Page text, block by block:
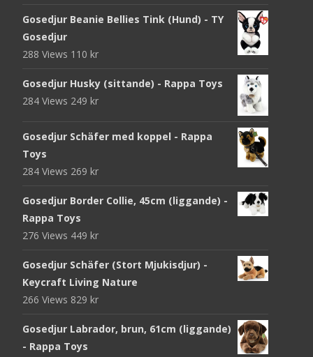
Gosedjur Beanie Bellies Tink (Hund) - TY
Gosedjur
288 Views 110 kr
Gosedjur Husky (sittande) - Rappa Toys
284 Views 249 kr
Gosedjur Schäfer med koppel - Rappa
Toys
284 Views 269 kr
Gosedjur Border Collie, 45cm (liggande) -
Rappa Toys
276 Views 449 kr
Gosedjur Schäfer (Stort Mjukisdjur) -
Keycraft Living Nature
266 Views 829 kr
Gosedjur Labrador, brun, 61cm (liggande)
- Rappa Toys